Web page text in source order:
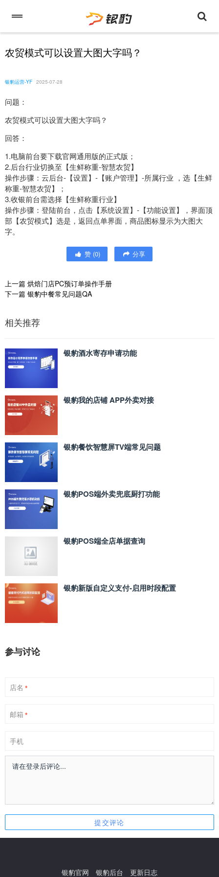
农贸模式可以设置大图大字吗？
银豹运营-YF 2025-07-28
问题：
农贸模式可以设置大图大字吗？
回答：
1.电脑前台要下载官网通用版的正式版；
2.后台行业切换至【生鲜称重-智慧农贸】
操作步骤：云后台-【设置】-【账户管理】-所属行业 ，选【生鲜
称重-智慧农贸】；
3.收银前台需选择【生鲜称重行业】
操作步骤：登陆前台，点击【系统设置】-【功能设置】，界面顶
部【农贸模式】选是，返回点单界面，商品图标显示为大图大
字。
赞 (0) 分享
上一篇 烘焙门店PC预订单操作手册
下一篇 银豹中餐常见问题QA
相关推荐
银豹酒水寄存申请功能
银豹我的店铺 APP外卖对接
银豹餐饮智慧屏TV端常见问题
银豹POS端外卖兜底厨打功能
银豹POS端全店单据查询
银豹新版自定义支付‑启用时段配置
参与讨论
店名 *
邮箱 *
手机
银豹官网 银豹后台 更新日志